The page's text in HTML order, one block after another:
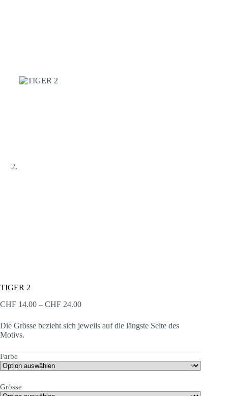
TIGER 2
CHF 14.00 – CHF 24.00Preisspanne:
CHF 24.00
Die Grösse bezieht sich jeweils auf die längste Seite des
Motivs.
Farbe
Grösse